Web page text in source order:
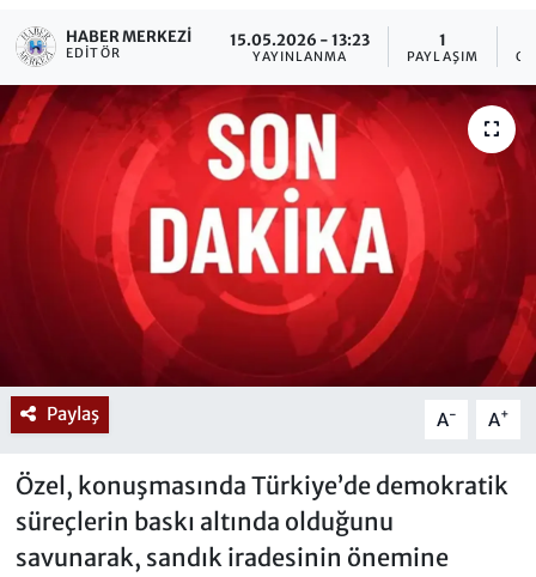
HABER MERKEZI
EDITÖR
15.05.2026 - 13:23
YAYINLANMA
1
PAYLAŞIM
Paylaş A- A+
Özel, konuşmasında Türkiye’de demokratik
süreçlerin baskı altında olduğunu
savunarak, sandık iradesinin önemine